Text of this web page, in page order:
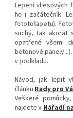
Lepení vliesových
ho i začátečník.
fotototapetu).
suchý, tak akorát
opatřené všemi
betonové
v podkladu.
Návod, jak lepit
článku Rady pro
Veškeré
najdete vNářadí